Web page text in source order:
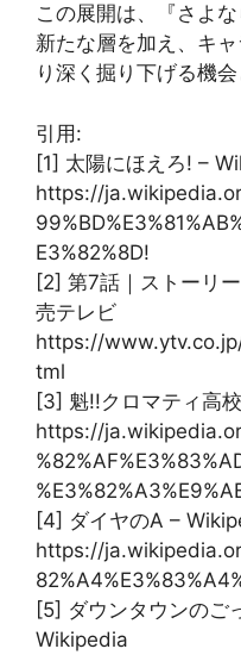
この展開は、『さよ
新たな層を加え、キ
り深く掘り下げる機会
引用:
[1] 太陽にほえろ! –
https://
E3%82%8D!
[2] 第7話｜ストーリ
売テレビ
https://
tml
[3] 魁!!クロマティ高
https://
[4] ダイヤのA –
https://
[5] ダウンタウンのご
Wikipedia